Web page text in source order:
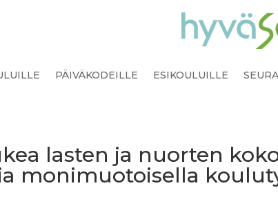
PÄIVÄKODEILLE ESIKOULUILLE
lasten ja nuorten
monimuotoisella